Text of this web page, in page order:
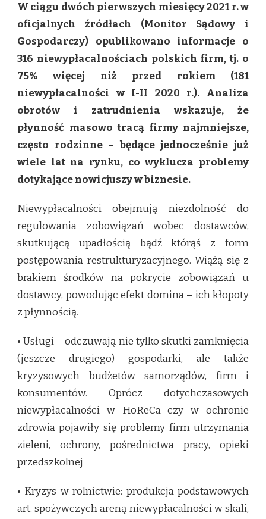
POLSCE
NAJMOCNIEJ
MAŁE
RODZINNE
FIRMY
W ciągu dwóch pierwszych miesięcy 2021 r. w
oficjalnych źródłach (Monitor Sądowy i
Gospodarczy) opublikowano informacje o
316 niewypłacalnościach polskich firm, tj. o
75% więcej niż przed rokiem (181
niewypłacalności w I-II 2020 r.). Analiza
obrotów i zatrudnienia wskazuje, że
płynność masowo tracą firmy najmniejsze,
często rodzinne – będące jednocześnie już
wiele lat na rynku, co wyklucza problemy
dotykające nowicjuszy w biznesie.
Niewypłacalności obejmują niezdolność do
regulowania zobowiązań wobec dostawców,
skutkującą upadłością bądź którąś z form
postępowania restrukturyzacyjnego. Wiążą się z
brakiem środków na pokrycie zobowiązań u
dostawcy, powodując efekt domina – ich kłopoty
z płynnością.
• Usługi – odczuwają nie tylko skutki zamknięcia
(jeszcze drugiego) gospodarki, ale także
kryzysowych budżetów samorządów, firm i
konsumentów. Oprócz dotychczasowych
niewypłacalności w HoReCa czy w ochronie
zdrowia pojawiły się problemy firm utrzymania
zieleni, ochrony, pośrednictwa pracy, opieki
przedszkolnej
• Kryzys w rolnictwie: produkcja podstawowych
art. spożywczych areną niewypłacalności w skali,